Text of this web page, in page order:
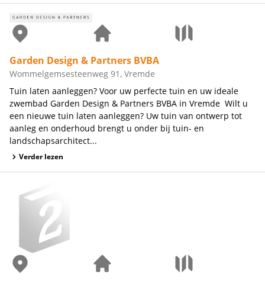
Garden Design & Partners BVBA
Wommelgemsesteenweg 91, Vremde
Tuin laten aanleggen? Voor uw perfecte tuin en uw ideale
zwembad Garden Design & Partners BVBA in Vremde Wilt u
een nieuwe tuin laten aanleggen? Uw tuin van ontwerp tot
aanleg en onderhoud brengt u onder bij tuin- en
landschapsarchitect...
Verder lezen